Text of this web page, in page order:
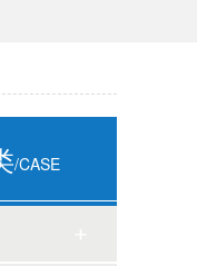
/CASE